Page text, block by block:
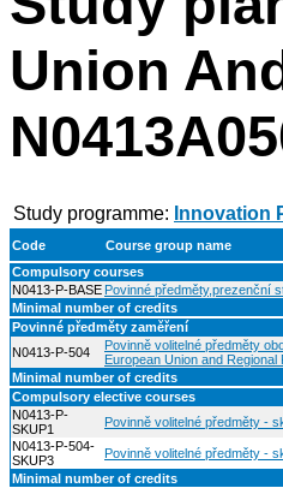
Union
Study programme: Innovation
Code
Course group name
Compulsory courses
N0413-P-BASE Povinné předměty,prezenční
Minimal number of credits
Povinné předměty zaměření
N0413-P-504
Povinně volitelné předměty
European Union and Regional
Minimal number of credits
Compulsory elective courses
N0413-P-
SKUP1
Povinně volitelné předměty -
N0413-P-504-
SKUP3
Povinně volitelné předměty -
Minimal number of credits